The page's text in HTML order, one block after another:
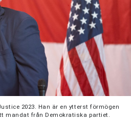
2023. Han är en ytterst förmögen
mandat från Demokratiska partiet.